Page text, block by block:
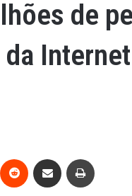
de